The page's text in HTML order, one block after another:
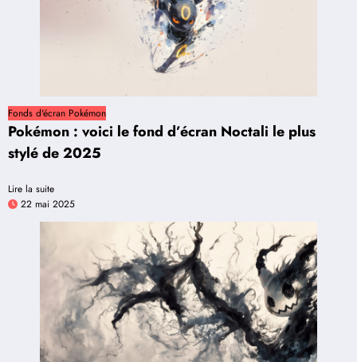
Fonds d'écran Pokémon
Pokémon : voici le fond d’écran Noctali le plus
stylé de 2025
Lire la suite
22 mai 2025